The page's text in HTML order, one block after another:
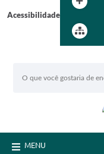
Acessibilidade
MENU